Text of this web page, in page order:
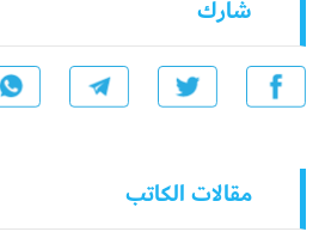
شارك
مقالات الكاتب